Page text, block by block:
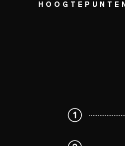
HOOGTEPUNTEN